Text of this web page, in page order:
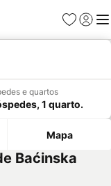
Favoritos
Iniciar
e quartos
1 quarto.
Mapa
Baćinska